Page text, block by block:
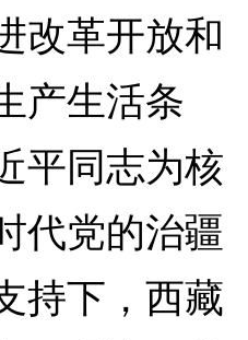
改革开放和
产生活条
平同志为核
代党的治疆
持下，西藏